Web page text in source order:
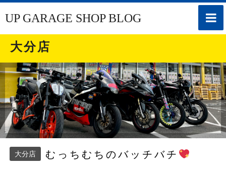
toggle
UP GARAGE SHOP BLOG
大分店
大分店 むっちむちのバッチバチ